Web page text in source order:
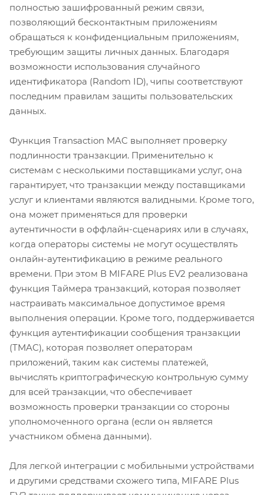
полностью зашифрованный режим связи,
позволяющий бесконтактным приложениям
обращаться к конфиденциальным приложениям,
требующим защиты личных данных. Благодаря
возможности использования случайного
идентификатора (Random ID), чипы соответствуют
последним правилам защиты пользовательских
данных.
Функция Transaction MAC выполняет проверку
подлинности транзакции. Применительно к
системам с несколькими поставщиками услуг, она
гарантирует, что транзакции между поставщиками
услуг и клиентами являются валидными. Кроме того,
она может применяться для проверки
аутентичности в оффлайн-сценариях или в случаях,
когда операторы системы не могут осуществлять
онлайн-аутентификацию в режиме реального
времени. При этом В MIFARE Plus EV2 реализована
функция Таймера транзакций, которая позволяет
настраивать максимальное допустимое время
выполнения операции. Кроме того, поддерживается
функция аутентификации сообщения транзакции
(TMAC), которая позволяет операторам
приложений, таким как системы платежей,
вычислять криптографическую контрольную сумму
для всей транзакции, что обеспечивает
возможность проверки транзакции со стороны
уполномоченного органа (если он является
участником обмена данными).
Для легкой интеграции с мобильными устройствами
и другими средствами схожего типа, MIFARE Plus